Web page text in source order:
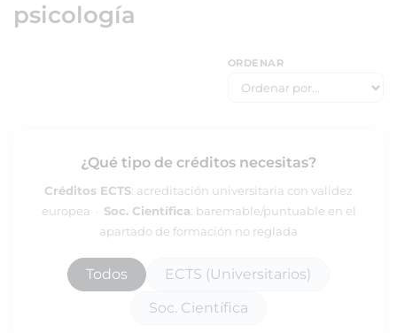
psicología
ORDENAR
¿Qué tipo de créditos necesitas?
Créditos ECTS: acreditación universitaria con validez
europea · Soc. Científica: baremable/puntuable en el
apartado de formación no reglada
Todos
ECTS (Universitarios)
Soc. Científica